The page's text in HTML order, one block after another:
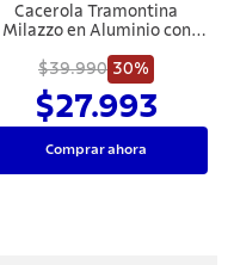
Cacerola Tramontina
Milazzo en Aluminio con
Externo en Antiadherente
Starflon Max Almendra 24
cm
$39.990 30%
$27.993
Comprar ahora